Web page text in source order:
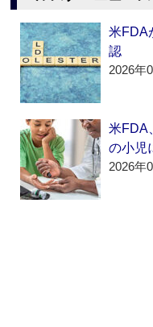
米FDA
認
2026年
米FDA
の小児
2026年